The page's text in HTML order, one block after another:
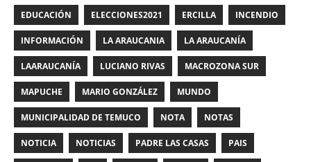
EDUCACIÓN ELECCIONES2021 ERCILLA INCENDIO
INFORMACIÓN LA ARAUCANIA LA ARAUCANÍA
LAARAUCANÍA LUCIANO RIVAS MACROZONA SUR
MAPUCHE MARIO GONZÁLEZ MUNDO
MUNICIPALIDAD DE TEMUCO NOTA NOTAS
NOTICIA NOTICIAS PADRE LAS CASAS PAIS